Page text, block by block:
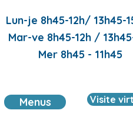
Lun-je 8h45-12h/ 13h45-
Mar-ve 8h45-12h /
Mer 8h45 - 11h45
Menus Visite